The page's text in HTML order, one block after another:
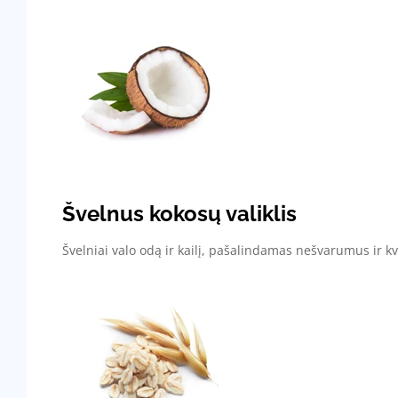
Švelnus kokosų valiklis
Švelniai valo odą ir kailį, pašalindamas nešvarumus ir